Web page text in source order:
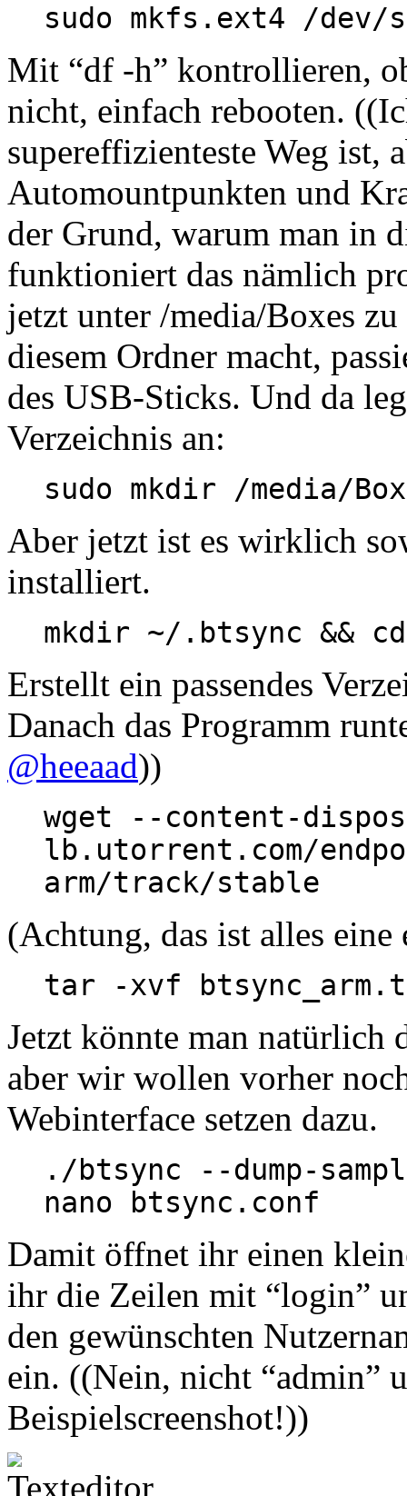
sudo mkfs.ext4 /dev/
Mit “df -h” kontrollieren,
nicht, einfach rebooten.
supereffizienteste Weg ist,
Automountpunkten und
der Grund, warum man in
funktioniert das nämlich
jetzt unter /media/Boxes
diesem Ordner macht,
des USB-Sticks. Und da
Verzeichnis an:
sudo mkdir /media/
Aber jetzt ist es wirklich
installiert.
mkdir ~/.btsync &&
Erstellt ein passendes
Danach das Programm
@heeaad))
wget --content-
lb.utorrent.com/
arm/track/stable
(Achtung, das ist alles
tar -xvf
Jetzt könnte man natürlich
aber wir wollen vorher
Webinterface setzen dazu.
./btsync --dump-
nano btsync.conf
Damit öffnet ihr einen
ihr die Zeilen mit “login”
den gewünschten
ein. ((Nein, nicht “admin”
Beispielscreenshot!))